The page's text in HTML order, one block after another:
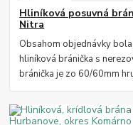
Hliníková posuvná
Nitra
Obsahom objednávky
hliníková bránička s
bránička je zo 60/60mm